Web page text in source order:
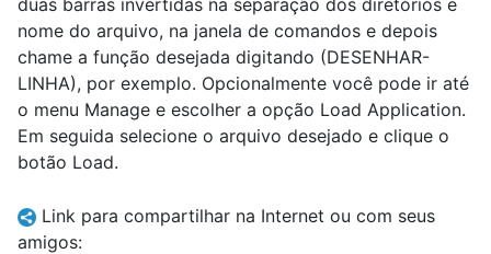
duas barras invertidas na separação dos diretórios e
nome do arquivo, na janela de comandos e depois
chame a função desejada digitando (DESENHAR-
LINHA), por exemplo. Opcionalmente você pode ir até
o menu Manage e escolher a opção Load Application.
Em seguida selecione o arquivo desejado e clique o
botão Load.
Link para compartilhar na Internet ou com seus
amigos: